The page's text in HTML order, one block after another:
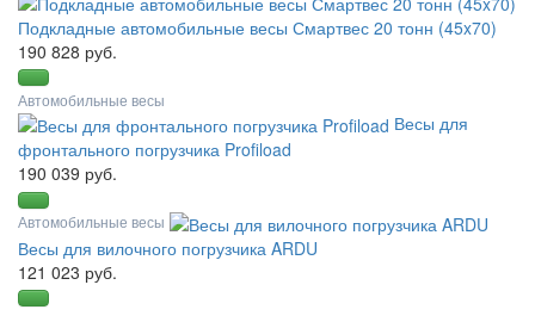
Подкладные автомобильные весы Смартвес 20 тонн (45x70)
190 828 руб.
Автомобильные весы
Весы для
фронтального погрузчика Profiload
190 039 руб.
Автомобильные весы
Весы для вилочного погрузчика ARDU
121 023 руб.